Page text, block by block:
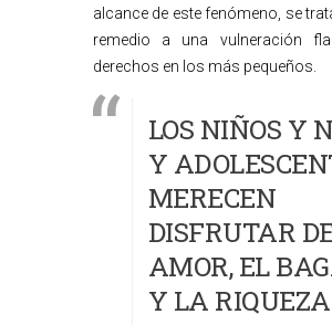
alcance de este fenómeno, se
remedio a una vulneración
derechos en los más pequeños.
LOS NIÑOS Y
Y
MERECEN
DISFRUTAR
AMOR, EL
Y LA